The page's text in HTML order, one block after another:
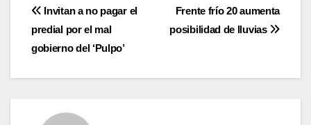
Navegación
de
entradas
Frente frío 20 aumenta
posibilidad de lluvias
Invitan a no pagar el
predial por el mal
gobierno del ‘Pulpo’